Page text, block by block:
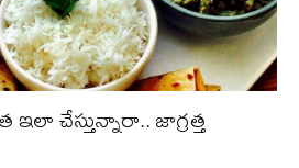
చేస్తున్నారా.. జాగ్రత్త